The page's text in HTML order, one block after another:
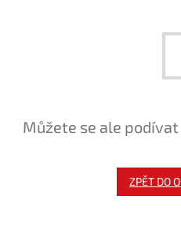
Můžete se ale
ZPĚT DO